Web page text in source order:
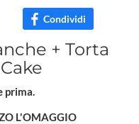
Condividi
+ Torta
L'OMAGGIO